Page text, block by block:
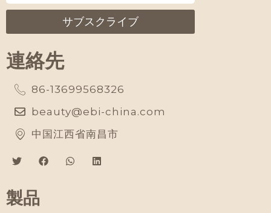
サブスクライブ
連絡先
86-13699568326
beauty@ebi-china.com
中国江西省南昌市
製品